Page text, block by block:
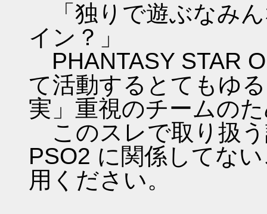
「独りで遊ぶなみ
イン？」
PHANTASY STAR
て活動するとてもゆ
実」重視のチームの
このスレで取り扱
PSO2 に関係してな
用ください。